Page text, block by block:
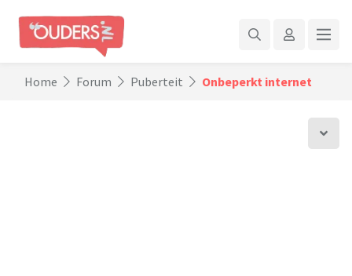
Home Forum Puberteit Onbeperkt internet